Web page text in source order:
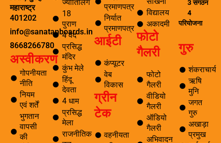
महाराष्ट्र
401202
info@sanatanboards.in
8668266780
अस्वीकरण
गोपनीयता
नीति
नियम
एवं शर्तें
भुगतान
वापसी
की
ज्योतिर्लिंग
18
पुराण
4 वेद
प्रसिद्ध
मंदिर
कुंभ मेले
हिंदू
देवता
4 धाम
प्रसिद्ध
मेला
राजनीतिक
प्रमाणपत्र
निर्यात
प्रमाणपत्र
आईटी
कंप्यूटर
वेब
विकास
ग्रीन
टेक
वहनीयता
विद्यालय
अकादमी
फोटो
गैलरी
फोटो
गैलरी
वीडियो
गैलरी
ऑडियो
गैलरी
अभिवादन
3 संगठन
4
परियोजना
गुरु
शंकराचार्य
ऋषि
मुनि
जगत
गुरु
अखाड़ा
प्रमुख